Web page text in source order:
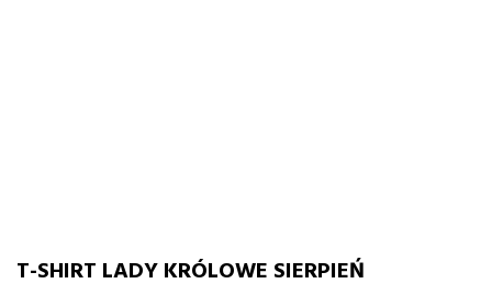
T-SHIRT LADY KRÓLOWE SIERPIEŃ